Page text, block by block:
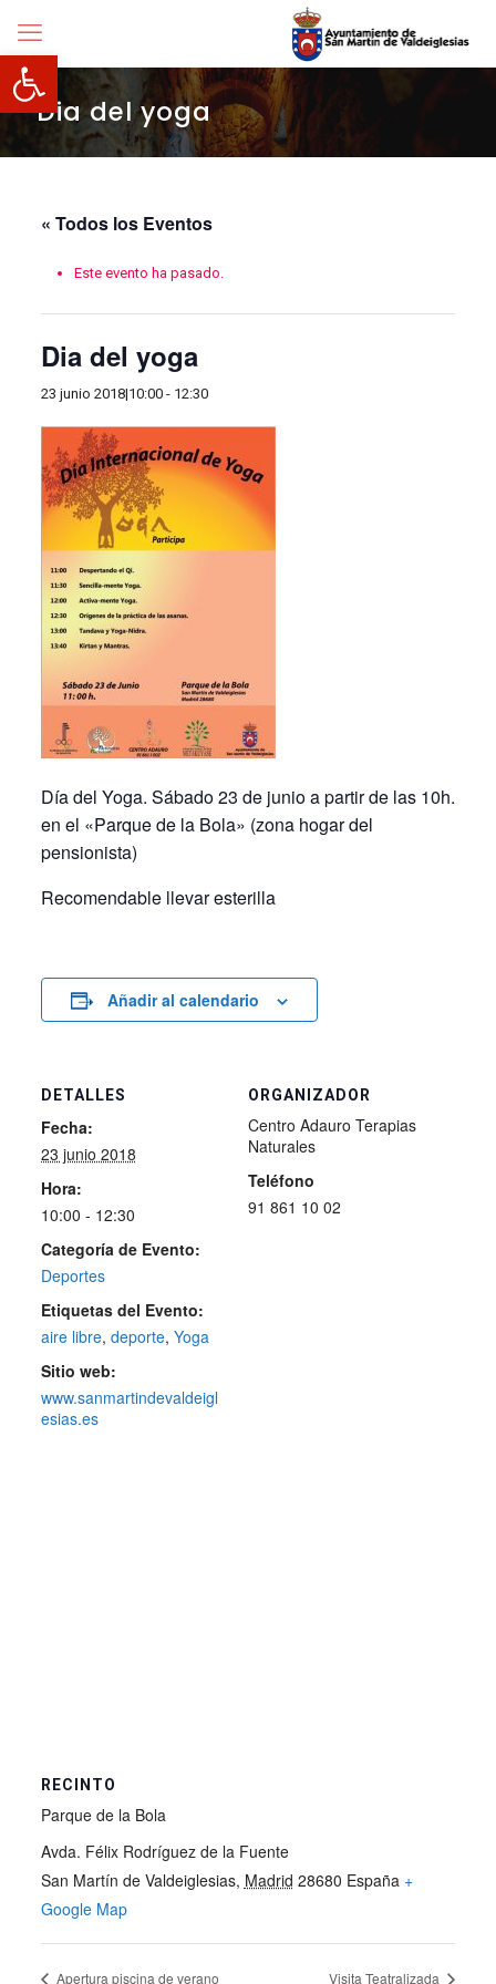
Abrir barra de herramientas
Dia del yoga
« Todos los Eventos
Este evento ha pasado.
Dia del yoga
23 junio 2018|10:00- 12:30
Día del Yoga. Sábado 23 de junio a partir de las 10h.
en el «Parque de la Bola» (zona hogar del
pensionista)
Recomendable llevar esterilla
Añadir al calendario
DETALLES
Fecha:
23 junio 2018
Hora:
10:00 - 12:30
Categoría de Evento:
Deportes
Etiquetas del Evento:
aire libre, deporte, Yoga
Sitio web:
www.sanmartindevaldeigl
esias.es
ORGANIZADOR
Centro Adauro Terapias
Naturales
Teléfono
91 861 10 02
RECINTO
Parque de la Bola
Avda. Félix Rodríguez de la Fuente
San Martín de Valdeiglesias, Madrid 28680 España +
Google Map
Apertura piscina de verano Visita Teatralizada